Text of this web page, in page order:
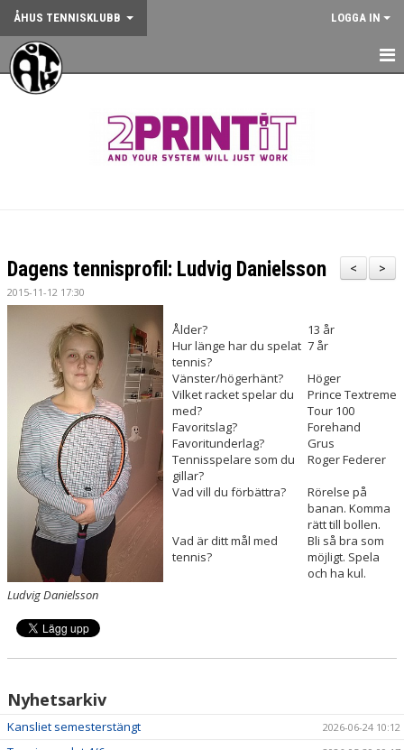
ÅHUS TENNISKLUBB LOGGA IN
HEM
ANMÄLAN AKTIVITET
KALENDER
KÖP KLUBBKLÄDER
ÅTK TRÄNINGSVERKSAMHET
>
<
Dagens tennisprofil: Ludvig Danielsson
2015-11-12 17:30
Ludvig Danielsson
Ålder?
13 år
Hur länge har du spelat
tennis?
7 år
Vänster/högerhänt?
Höger
Vilket racket spelar du
med?
Prince Textreme
Tour 100
Favoritslag?
Forehand
Favoritunderlag?
Grus
Tennisspelare som du
gillar?
Roger Federer
Vad vill du förbättra?
Rörelse på
banan. Komma
rätt till bollen.
Vad är ditt mål med
tennis?
Bli så bra som
möjligt. Spela
och ha kul.
Nyhetsarkiv
Kansliet semesterstängt 2026-06-24 10:12